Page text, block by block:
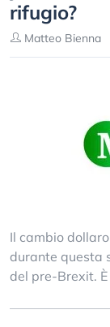
rifugio?
Matteo Bienna
Il cambio
durante questa
del pre-Brexit. È